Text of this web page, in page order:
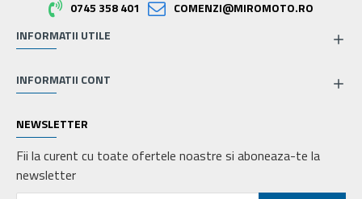
0745 358 401
COMENZI@MIROMOTO.RO
INFORMATII UTILE
INFORMATII CONT
NEWSLETTER
Fii la curent cu toate ofertele noastre si aboneaza-te la
newsletter